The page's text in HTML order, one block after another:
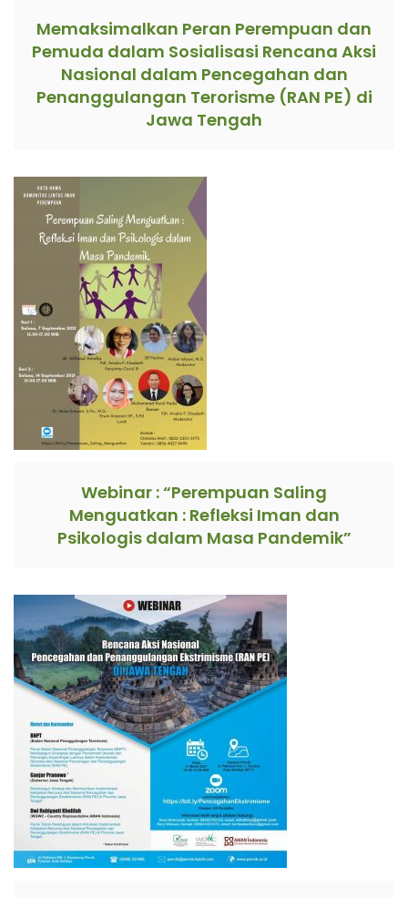
Memaksimalkan Peran Perempuan dan
Pemuda dalam Sosialisasi Rencana Aksi
Nasional dalam Pencegahan dan
Penanggulangan Terorisme (RAN PE) di
Jawa Tengah
Webinar : “Perempuan Saling
Menguatkan : Refleksi Iman dan
Psikologis dalam Masa Pandemik”